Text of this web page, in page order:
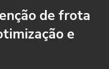
de frota
e